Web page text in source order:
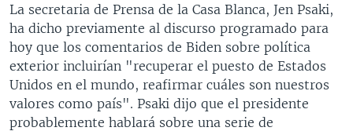
La secretaria de Prensa de la Casa Blanca, Jen Psaki,
ha dicho previamente al discurso programado para
hoy que los comentarios de Biden sobre política
exterior incluirían "recuperar el puesto de Estados
Unidos en el mundo, reafirmar cuáles son nuestros
valores como país". Psaki dijo que el presidente
probablemente hablará sobre una serie de